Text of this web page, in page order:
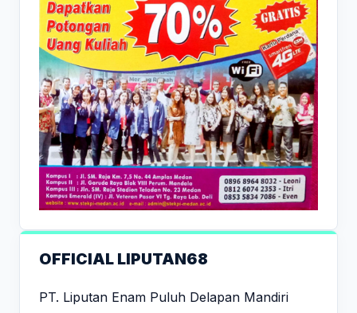
OFFICIAL LIPUTAN68
PT. Liputan Enam Puluh Delapan Mandiri